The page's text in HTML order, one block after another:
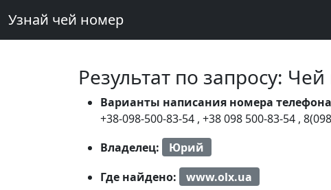
Узнай чей номер
Результат по запросу:
Варианты написания номера
+38-098-500-83-54 , +38 098 500-83-54 ,
Владелец:
Юрий
Где найдено:
www.olx.ua